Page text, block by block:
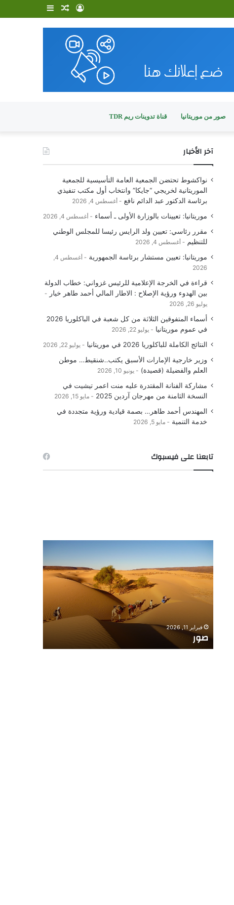
إضافة
عمود
مقال
عشوائي
تسجيل
الدخول
صور من موريتانيا قناة تدوينات ريم TDR
آخر الأخبار
نواكشوط تحتضن الجمعية العامة التأسيسية للجمعية
الموريتانية لخريجي “جايكا” وانتخاب أول مكتب تنفيذي
برئاسة الدكتور عبد الدائم نافع
أغسطس 4, 2026
موريتانيا: تعيينات بالوزارة الأولى ـ أسماء أغسطس 4, 2026
مقرر رئاسي: تعيين ولد الرايس رئيسا للمجلس الوطني
للتنظيم
أغسطس 4, 2026
موريتانيا: تعيين مستشار برئاسة الجمهورية
أغسطس 4,
2026
قراءة في الخرجة الإعلامية للرئيس غزواني: خطاب الدولة
بين الهدوء ورؤية الإصلاح : الاطار المالي أحمد طاهر خيار
يوليو 26, 2026
أسماء المتفوقين الثلاثة من كل شعبة في الباكلوريا 2026
في عموم موريتانيا
يوليو 22, 2026
النتائج الكاملة للباكلوريا 2026 في موريتانيا يوليو 22, 2026
وزير خارجية الإمارات الأسبق يكتب..شنقيط… موطن
العلم والفضيلة (قصيدة)
يونيو 10, 2026
مشاركة الفنانة المقتدرة عليه منت اعمر تيشيت في
النسخة الثامنة من مهرجان آردين 2025
مايو 15, 2026
المهندس أحمد طاهر… بصمة قيادية ورؤية متجددة في
خدمة التنمية
مايو 5, 2026
تابعنا على فيسبوك
فبراير 11, 2026
صور
الصيد